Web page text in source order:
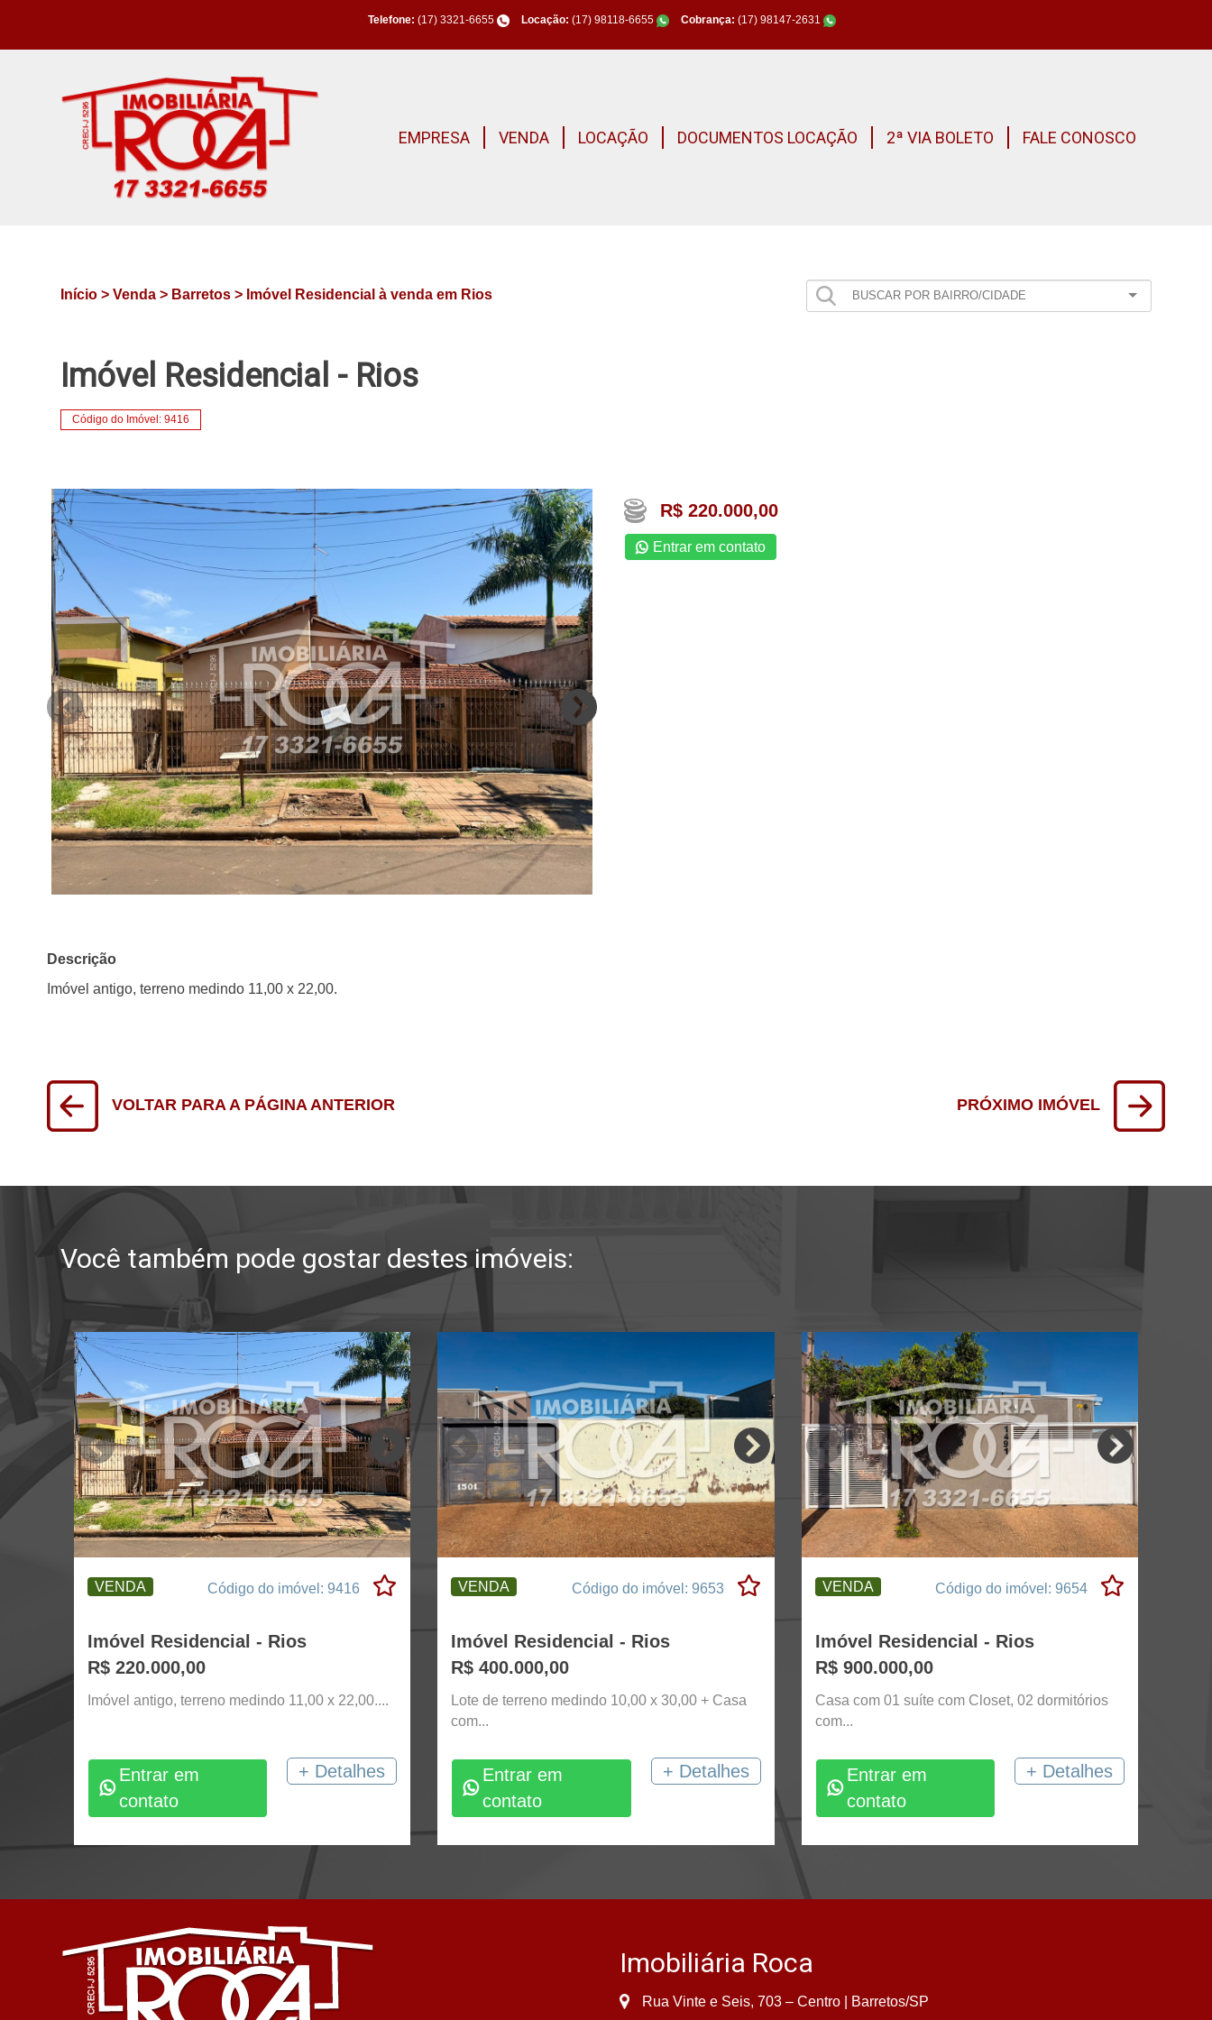
Telefone: (17) 3321-6655 Locação: (17) 98118-6655 Cobrança: (17) 98147-2631
EMPRESA VENDA LOCAÇÃO DOCUMENTOS LOCAÇÃO 2ª VIA BOLETO FALE CONOSCO
Início >Venda > Barretos > Imóvel Residencial à venda em Rios
Imóvel Residencial - Rios
Código do Imóvel: 9416
R$ 220.000,00
Entrar em contato
Descrição
Imóvel antigo, terreno medindo 11,00 x 22,00.
VOLTAR PARA A PÁGINA ANTERIOR PRÓXIMO IMÓVEL
Você também pode gostar destes imóveis:
VENDA Código do imóvel: 9416
Imóvel Residencial - Rios
R$ 220.000,00
Imóvel antigo, terreno medindo 11,00 x 22,00....
Entrar em
contato
+ Detalhes
VENDA Código do imóvel: 9653
Imóvel Residencial - Rios
R$ 400.000,00
Lote de terreno medindo 10,00 x 30,00 + Casa
com...
Entrar em
contato
+ Detalhes
VENDA Código do imóvel: 9654
Imóvel Residencial - Rios
R$ 900.000,00
Casa com 01 suíte com Closet, 02 dormitórios
com...
Entrar em
contato
+ Detalhes
Imobiliária Roca
Rua Vinte e Seis, 703 – Centro | Barretos/SP